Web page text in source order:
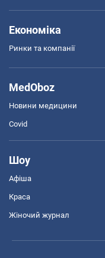
Економіка
Ринки та компанії
MedOboz
Новини медицини
Covid
Шоу
Афіша
Краса
Жіночий журнал